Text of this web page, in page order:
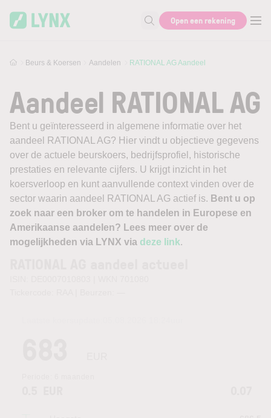
Zoek naar informatie
Open een rekening
Beurs & Koersen Aandelen RATIONAL AG Aandeel
Aandeel RATIONAL AG
Bent u geïnteresseerd in algemene informatie over het
aandeel RATIONAL AG? Hier vindt u objectieve gegevens
over de actuele beurskoers, bedrijfsprofiel, historische
prestaties en relevante cijfers. U krijgt inzicht in het
koersverloop en kunt aanvullende context vinden over de
sector waarin aandeel RATIONAL AG actief is. Bent u op
zoek naar een broker om te handelen in Europese en
Amerikaanse aandelen? Lees meer over de
mogelijkheden via LYNX via deze link.